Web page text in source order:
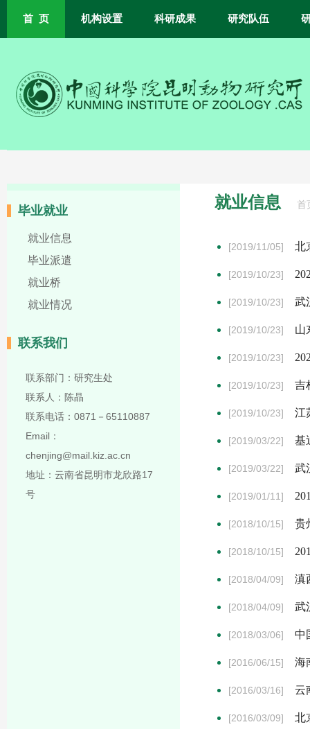
首 页 机构设置 科研成果 研究队伍
毕业就业
就业信息
毕业派遣
就业桥
就业情况
联系我们
联系部门：研究生处
联系人：陈晶
联系电话：0871－65110887
Email：
chenjing@mail.kiz.ac.cn
地址：云南省昆明市龙欣路17
号
就业信息 首
[2019/11/05] 北
[2019/10/23]
[2019/10/23] 武
[2019/10/23] 山
[2019/10/23]
[2019/10/23] 吉
[2019/10/23] 江
[2019/03/22] 基
[2019/03/22] 武
[2019/01/11]
[2018/10/15] 贵
[2018/10/15]
[2018/04/09] 滇
[2018/04/09] 武
[2018/03/06] 中
[2016/06/15] 海
[2016/03/16] 云
[2016/03/09] 北